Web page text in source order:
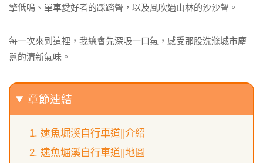
擎低鳴、單車愛好者的踩踏聲，以及風吹過山林的沙沙聲。
每一次來到這裡，我總會先深吸一口氣，感受那股洗滌城市塵
囂的清新氣味。
章節連結
逮魚堀溪自行車道||介紹
逮魚堀溪自行車道||地圖